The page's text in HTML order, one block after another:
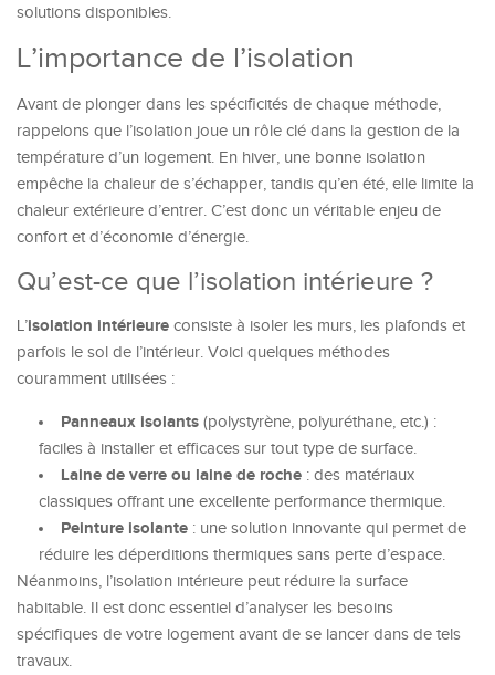
solutions disponibles.
L’importance de l’isolation
Avant de plonger dans les spécificités de chaque méthode,
rappelons que l’isolation joue un rôle clé dans la gestion de la
température d’un logement. En hiver, une bonne isolation
empêche la chaleur de s’échapper, tandis qu’en été, elle limite la
chaleur extérieure d’entrer. C’est donc un véritable enjeu de
confort et d’économie d’énergie.
Qu’est-ce que l’isolation intérieure ?
L’isolation intérieure consiste à isoler les murs, les plafonds et
parfois le sol de l’intérieur. Voici quelques méthodes
couramment utilisées :
Panneaux isolants (polystyrène, polyuréthane, etc.) :
faciles à installer et efficaces sur tout type de surface.
Laine de verre ou laine de roche : des matériaux
classiques offrant une excellente performance thermique.
Peinture isolante : une solution innovante qui permet de
réduire les déperditions thermiques sans perte d’espace.
Néanmoins, l’isolation intérieure peut réduire la surface
habitable. Il est donc essentiel d’analyser les besoins
spécifiques de votre logement avant de se lancer dans de tels
travaux.